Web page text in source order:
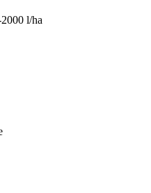
l/ha